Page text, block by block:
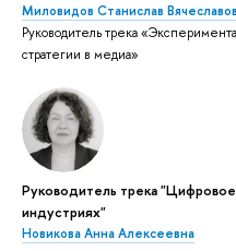
Миловидов Станислав
Руководитель трека
стратегии в медиа»
Руководитель трека
индустриях"
Новикова Анна Алексеевна